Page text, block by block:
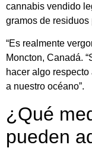
cannabis vendido
gramos de residuos
“Es realmente
Moncton, Canadá.
hacer algo
a nuestro océano”.
¿Qué
pueden